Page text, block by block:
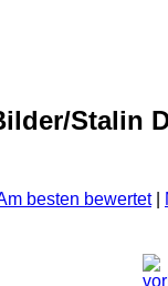
Stalin
besten bewertet|